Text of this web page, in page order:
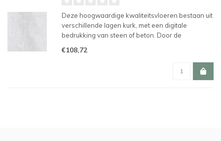
Deze hoogwaardige kwaliteitsvloeren bestaan uit
verschillende lagen kurk, met een digitale
bedrukking van steen of beton. Door de
makkelijk te plaatsen en te hergebruiken.
€108,72